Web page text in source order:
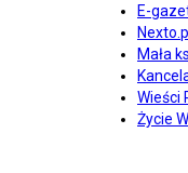
E-
Nexto.pl
Mała
Wieści
Życie